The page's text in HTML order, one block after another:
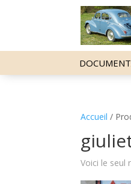
Accueil /
Voici le seul